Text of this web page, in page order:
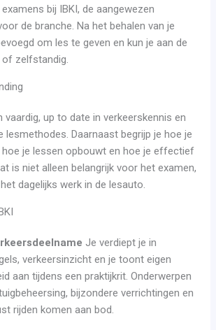
bij IBKI, de aangewezen
de branche. Na het behalen van je
om les te geven en kun je aan de
zelfstandig.
up to date in verkeerskennis en
lesmethodes. Daarnaast begrijp je hoe je
hoe je lessen opbouwt en hoe je effectief
is niet alleen belangrijk voor het examen,
dagelijks werk in de lesauto.
Je verdiept je in
verkeersinzicht en je toont eigen
aan tijdens een praktijkrit. Onderwerpen
bijzondere verrichtingen en
rijden komen aan bod.